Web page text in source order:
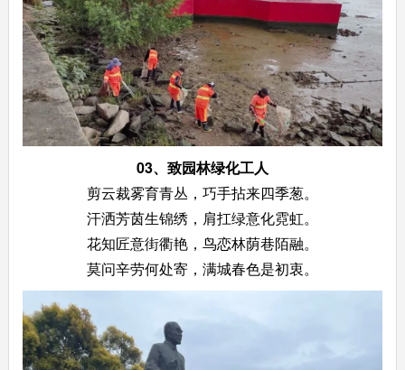
03、 致园林绿化工人
剪云裁雾育青丛，巧手拈来四季葱。
汗洒芳茵生锦绣，肩扛绿意化霓虹。
花知匠意街衢艳，鸟恋林荫巷陌融。
莫问辛劳何处寄，满城春色是初衷。